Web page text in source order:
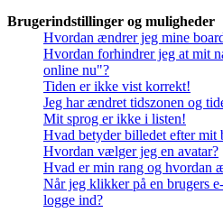
Brugerindstillinger og muligheder
Hvordan ændrer jeg mine
Hvordan forhindrer jeg at mit
online nu"?
Tiden er ikke vist korrekt!
Jeg har ændret tidszonen og
Mit sprog er ikke i listen!
Hvad betyder billedet efter mit
Hvordan vælger jeg en avatar?
Hvad er min rang og hvordan
Når jeg klikker på en brugers
logge ind?